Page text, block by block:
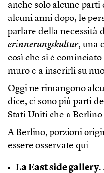
anche solo alcune parti
alcuni anni dopo, le
parlare della necessità
erinnerungskultur, una
così che si è
muro e a inserirli su
Oggi ne rimangono
dice, ci sono più parti
Stati Uniti che a Berlino.
A Berlino, porzioni
essere osservate qui:
LaEast side gallery.